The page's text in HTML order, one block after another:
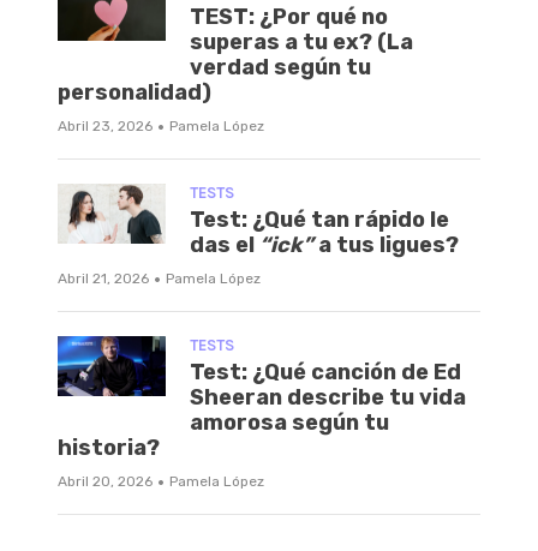
TEST: ¿Por qué no
superas a tu ex? (La
verdad según tu
personalidad)
Abril 23, 2026 · Pamela López
TESTS
Test: ¿Qué tan rápido le
das el “ick”a tus ligues?
Abril 21, 2026 · Pamela López
TESTS
Test: ¿Qué canción de Ed
Sheeran describe tu vida
amorosa según tu
historia?
Abril 20, 2026 · Pamela López